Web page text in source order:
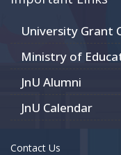
University Grant
Ministry of
JnU Alumni
JnU Calendar
Contact Us